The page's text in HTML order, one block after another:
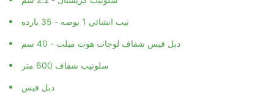
تيب انشائي 1 بوصه - 35 يارده
دبل فيس شفاف لوجات هوت ميلت - 40 سم
سلوتيب شفاف 600 متر
دبل فيس